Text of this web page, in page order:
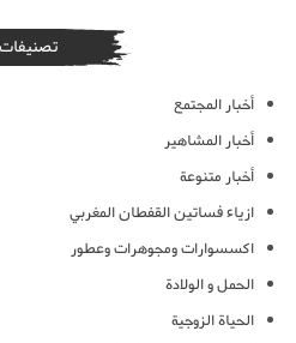
تصنيفات
أخبار المجتمع
أخبار المشاهير
أخبار متنوعة
ازياء فساتين القفطان المغربي
اكسسوارات ومجوهرات وعطور
الحمل و الولادة
الحياة الزوجية